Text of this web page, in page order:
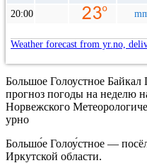
20:00
Weather forecast from yr.no,
Большое Голоустное
прогноз погоды на неделю
Норвежского
урно
Большо́е Голоу́стное —
Иркутской области.